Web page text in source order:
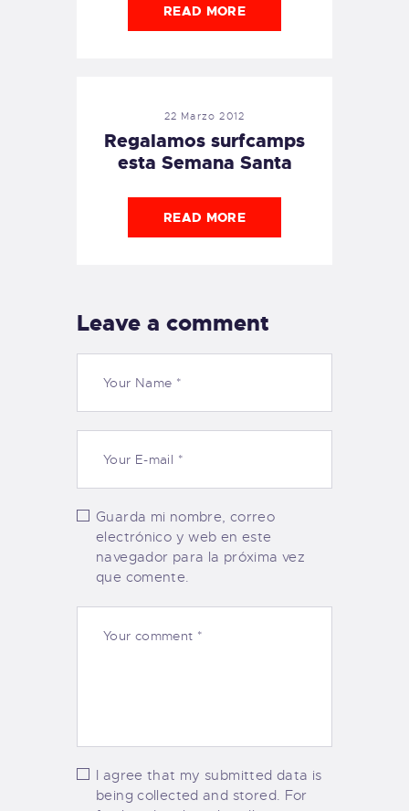
READ MORE
22 Marzo 2012
Regalamos surfcamps
esta Semana Santa
READ MORE
Leave a comment
Guarda mi nombre, correo
electrónico y web en este
navegador para la próxima vez
que comente.
I agree that my submitted data is
being collected and stored. For